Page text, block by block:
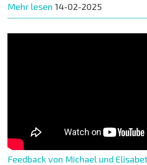
Mehr lesen 14-02-2025
Feedback von Michael und